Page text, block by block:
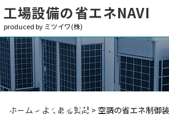
工場設備の省エネNAVI
produced by ミツイワ(株)
よくある質問
ホーム > よくある質問 > 空調の省エネ制御